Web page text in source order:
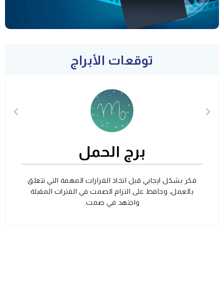
توقعات الأبراج
برج الحمل
فكر بشكل ايجابي قبل اتخاذ القرارات المهمة التي تتعلق
بالعمل، وحافظ على التزام الصمت في الفترات المقبلة
واجتهد في صمت.